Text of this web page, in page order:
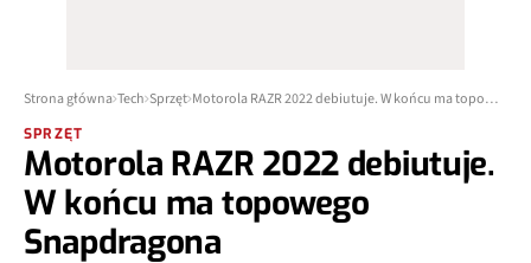
Strona główna Tech Sprzęt Motorola RAZR 2022 debiutuje. W końcu ma topowego Snapdragona
SPRZĘT
Motorola RAZR 2022 debiutuje.
W końcu ma topowego
Snapdragona